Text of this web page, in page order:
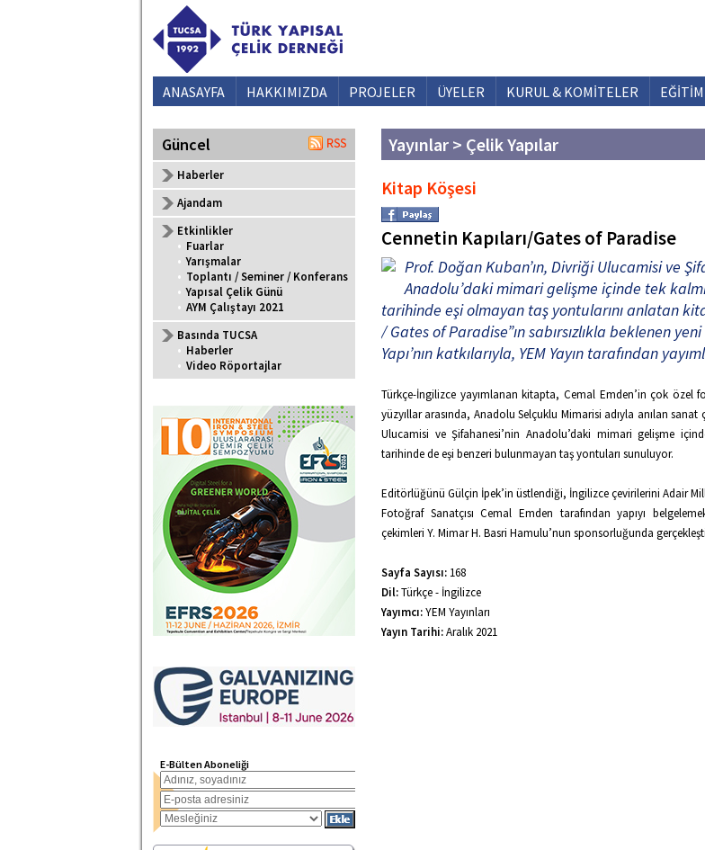
ANASAYFA HAKKIMIZDA PROJELER ÜYELER KURUL & KOMİTELER EĞİTİM
Güncel
Haberler
Ajandam
Etkinlikler
• Fuarlar
• Yarışmalar
• Toplantı / Seminer / Konferans
• Yapısal Çelik Günü
• AYM Çalıştayı 2021
Basında TUCSA
• Haberler
• Video Röportajlar
E-Bülten Aboneliği
Yayınlar > Çelik Yapılar
Kitap Köşesi
Cennetin Kapıları/Gates of Paradise
Prof. Doğan Kuban’ın, Divriği Ulucamisi ve
Anadolu’daki mimari gelişme içinde tek
tarihinde eşi olmayan taş yontularını anlatan
/ Gates of Paradise”ın sabırsızlıkla beklenen yeni
Yapı’nın katkılarıyla, YEM Yayın tarafından
Türkçe-İngilizce yayımlanan kitapta, Cemal Emden’in çok özel
yüzyıllar arasında, Anadolu Selçuklu Mimarisi adıyla anılan sanat
Ulucamisi ve Şifahanesi’nin Anadolu’daki mimari gelişme
tarihinde de eşi benzeri bulunmayan taş yontuları sunuluyor.
Editörlüğünü Gülçin İpek’in üstlendiği, İngilizce çevirilerini Adair
Fotoğraf Sanatçısı Cemal Emden tarafından yapıyı
çekimleri Y. Mimar H. Basri Hamulu’nun sponsorluğunda
Sayfa Sayısı: 168
Dil:Türkçe - İngilizce
Yayımcı:YEM Yayınları
Yayın Tarihi:Aralık 2021